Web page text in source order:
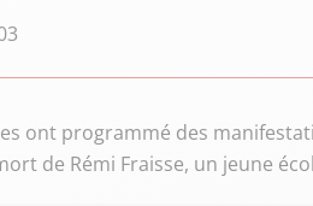
ont programmé des
de Rémi Fraisse, un jeune